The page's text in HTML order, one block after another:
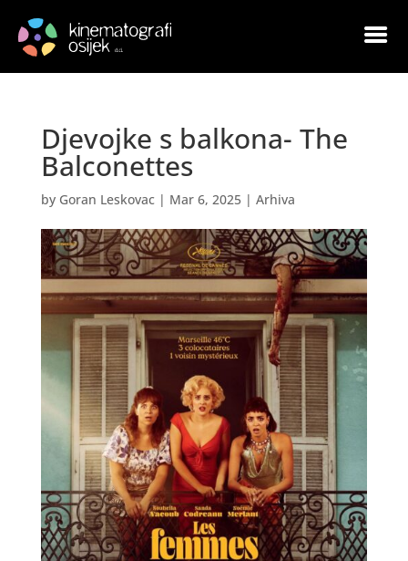
Djevojke s balkona- The
Balconettes
by Goran Leskovac| Mar 6, 2025| Arhiva